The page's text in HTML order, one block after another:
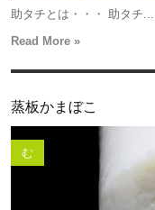
助タチとは・・・ 助タチ...
Read More »
蒸板かまぼこ
む